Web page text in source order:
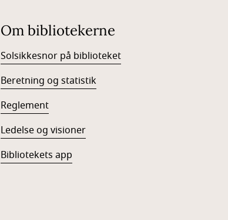
Om bibliotekerne
Solsikkesnor på biblioteket
Beretning og statistik
Reglement
Ledelse og visioner
Bibliotekets app